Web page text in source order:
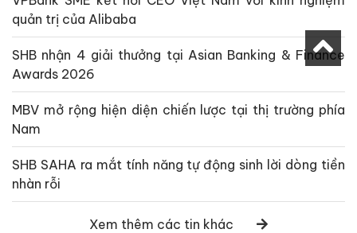
quản trị của Alibaba
SHB nhận 4 giải thưởng tại Asian Banking & Finance
Awards 2026
MBV mở rộng hiện diện chiến lược tại thị trường phía
Nam
SHB SAHA ra mắt tính năng tự động sinh lời dòng tiền
nhàn rỗi
Xem thêm các tin khác